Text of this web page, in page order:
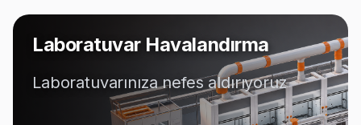
Laboratuvar Havalandırma
Laboratuvarınıza nefes aldırıyoruz